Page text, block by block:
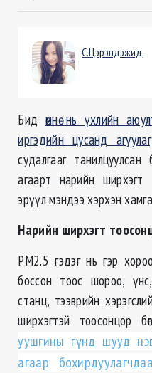
С.Цэрэндэжид
Бид өмнө нь үхлийн
иргэдийн цусанд
судалгааг
агаарт нарийн
эрүүл мэндээ хэрхэн
Нарийн ширхэгт
PM2.5 гэдэг нь гэр
боссон тоос шороо,
станц, тээврийн
ширхэгтэй тоосонцор
уушгины гүнд шууд
агаар